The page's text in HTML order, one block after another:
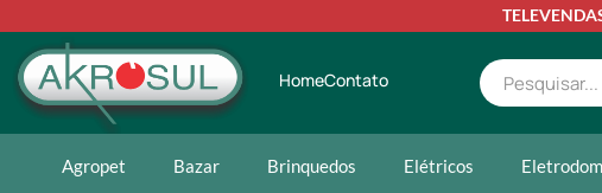
HomeContato
Agropet Bazar Brinquedos Elétricos